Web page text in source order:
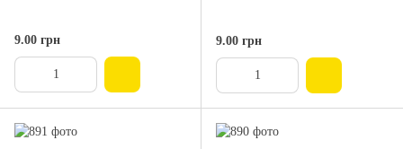
9.00 грн 9.00 грн